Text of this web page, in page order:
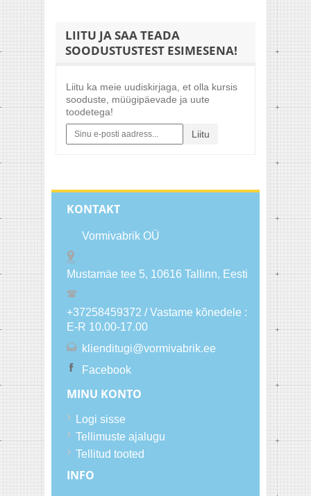
LIITU JA SAA TEADA
SOODUSTUSTEST ESIMESENA!
Liitu ka meie uudiskirjaga, et olla kursis
sooduste, müügipäevade ja uute
toodetega!
Liitu
KONTAKT
Vormivabrik OÜ
Mustamäe tee 5, 10616 Tallinn, Eesti
+37258459372 / Vastame kõnedele :
E-R 10.00-17.00
klienditugi@vormivabrik.ee
Facebook
MINU KONTO
Logi sisse
Tellimuste ajalugu
Tellitud tooted
INFO